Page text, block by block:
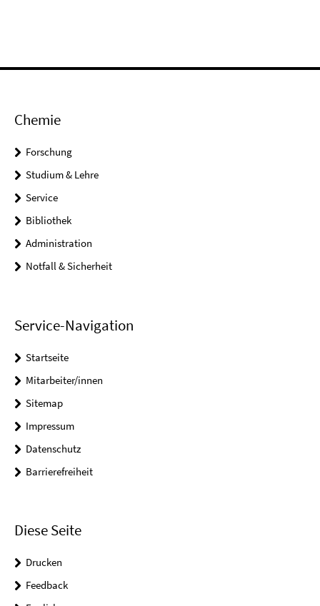
Chemie
Forschung
Studium & Lehre
Service
Bibliothek
Administration
Notfall & Sicherheit
Service-Navigation
Startseite
Mitarbeiter/innen
Sitemap
Impressum
Datenschutz
Barrierefreiheit
Diese Seite
Drucken
Feedback